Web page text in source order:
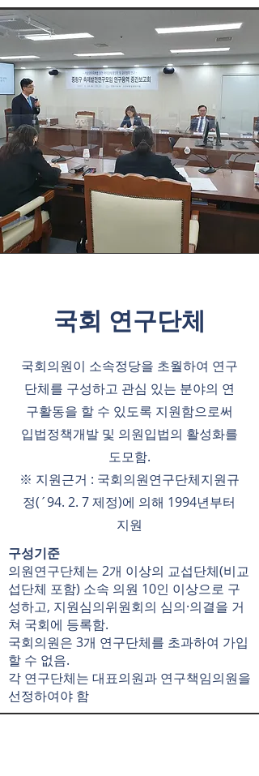
국회 연구단체
국회의원이 소속정당을 초월하여 연구
단체를 구성하고 관심 있는 분야의 연
구활동을 할 수 있도록 지원함으로써
입법정책개발 및 의원입법의 활성화를
도모함.
※ 지원근거 : 국회의원연구단체지원규
정(´94. 2. 7 제정)에 의해 1994년부터
지원
구성기준
의원연구단체는 2개 이상의 교섭단체(비교
섭단체 포함) 소속 의원 10인 이상으로 구
성하고, 지원심의위원회의 심의·의결을 거
쳐 국회에 등록함.
국회의원은 3개 연구단체를 초과하여 가입
할 수 없음.
각 연구단체는 대표의원과 연구책임의원을
선정하여야 함